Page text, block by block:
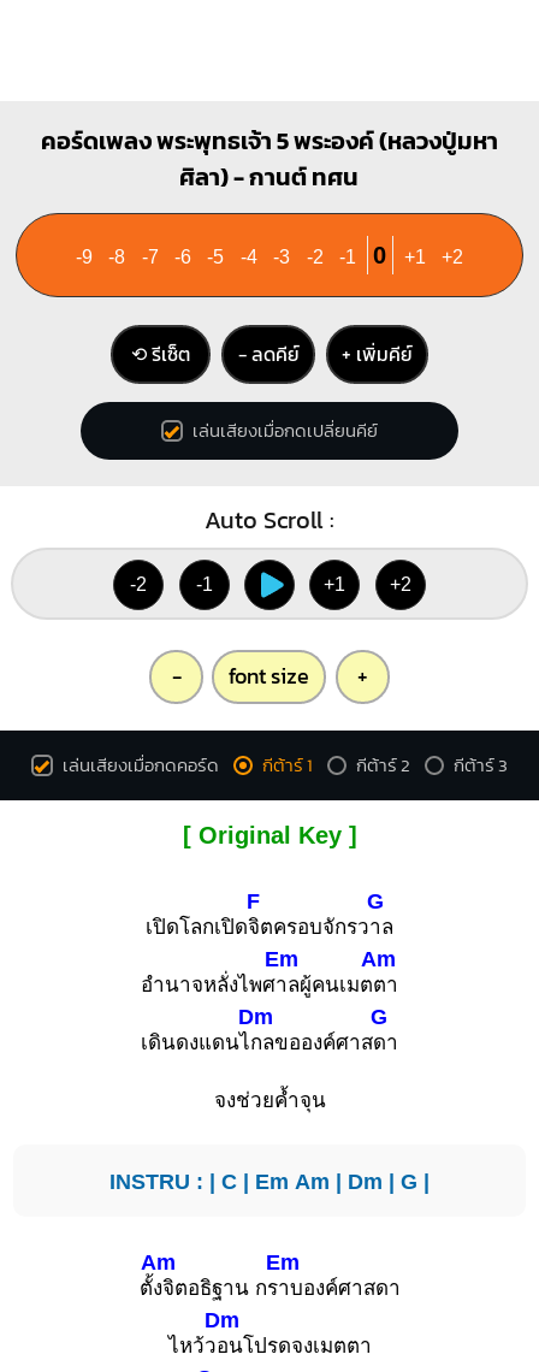
คอร์ดเพลง พระพุทธเจ้า 5 พระองค์ (หลวงปู่มหา
ศิลา) - กานต์ ทศน
-9 -8 -7 -6 -5 -4 -3 -2 -1 0 +1 +2
⟲ รีเซ็ต − ลดคีย์ + เพิ่มคีย์
เล่นเสียงเมื่อกดเปลี่ยนคีย์
Auto Scroll :
-2 -1 +1 +2
- font size +
เล่นเสียงเมื่อกดคอร์ด กีต้าร์ 1 กีต้าร์ 2 กีต้าร์ 3
[ Original Key ]
เปิดโลกเปิด
F
จิตครอบจักรว
G
าล
อำนาจหลั่งไพศ
Em
าลผู้คนเมต
Am
ตา
เดินดงแดนไ
Dm
กลขอองค์ศาส
G
ดา
จงช่วยค้ำจุน
INSTRU : | C | Em Am | Dm | G |
ตั้
Am
งจิตอธิฐาน กร
Em
าบองค์ศาสดา
ไหว้ว
Dm
อนโปรดจงเมตตา